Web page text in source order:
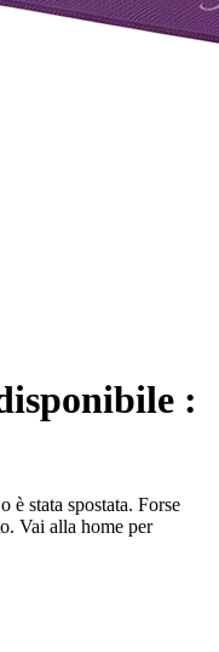
:
è stata spostata. Forse
Vai alla home per